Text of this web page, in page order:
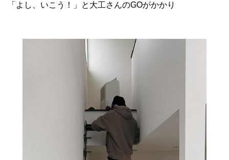
「よし、いこう！」と大工さんのGOがかかり